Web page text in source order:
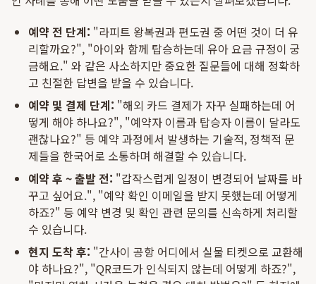
예약 전 단계: "라피트 왕복권과 편도권 중 어떤 것이 더 유
리할까요?", "아이와 함께 탑승하는데 유아 요금 규정이 궁
금해요." 와 같은 사소하지만 중요한 질문들에 대해 정확하
고 친절한 답변을 받을 수 있습니다.
예약 및 결제 단계: "해외 카드 결제가 자꾸 실패하는데 어
떻게 해야 하나요?", "예약자 이름과 탑승자 이름이 달라도
괜찮나요?" 등 예약 과정에서 발생하는 기술적, 정책적 문
제들을 한국어로 소통하며 해결할 수 있습니다.
예약 후 ~ 출발 전: "갑작스럽게 일정이 변경되어 날짜를 바
꾸고 싶어요.", "예약 확인 이메일을 받지 못했는데 어떻게
하죠?" 등 예약 변경 및 확인 관련 문의를 신속하게 처리할
수 있습니다.
현지 도착 후: "간사이 공항 어디에서 실물 티켓으로 교환해
야 하나요?", "QR코드가 인식되지 않는데 어떻게 하죠?",